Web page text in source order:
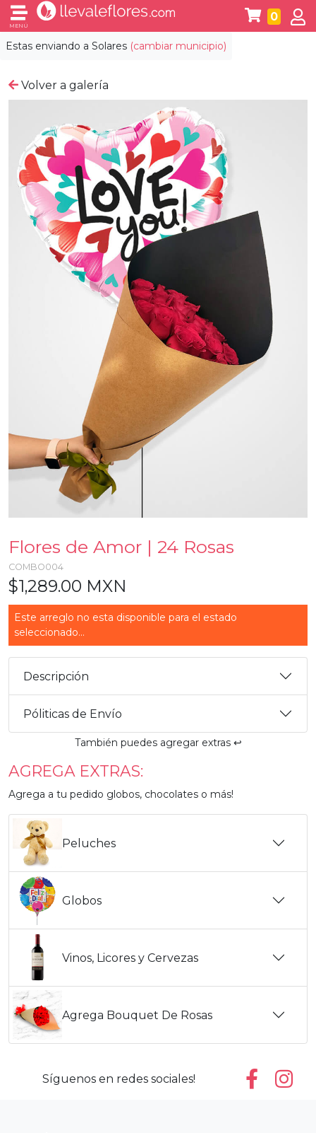
Estas enviando a Solares (cambiar municipio)
MENÚ
0
Volver a galería
Flores de Amor | 24 Rosas
COMBO004
$1,289.00 MXN
Este arreglo no esta disponible para el estado
seleccionado...
Descripción
Póliticas de Envío
También puedes agregar extras ↩️
AGREGA EXTRAS:
Agrega a tu pedido globos, chocolates o más!
Peluches
Globos
Vinos, Licores y Cervezas
Agrega Bouquet De Rosas
Síguenos en redes sociales!